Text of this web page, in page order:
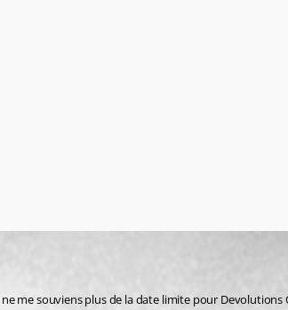
me souviens plus de la date limite pour